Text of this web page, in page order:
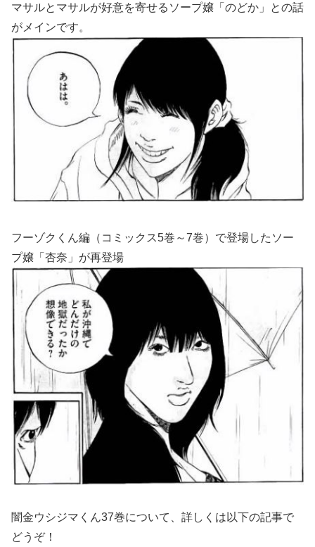
マサルとマサルが好意を寄せるソープ嬢「のどか」との話
がメインです。
フーゾクくん編（コミックス5巻～7巻）で登場したソー
プ嬢「杏奈」が再登場
闇金ウシジマくん37巻について、詳しくは以下の記事で
どうぞ！